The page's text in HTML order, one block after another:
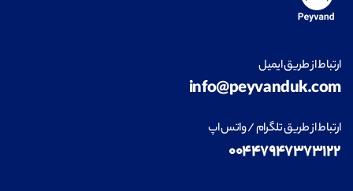
ارتباط از طریق ایمیل
info@peyvanduk.com
ارتباط از طریق تلگرام / واتس اپ
۰۰۴۴۷۹۴۷۳۷۳۱۲۲